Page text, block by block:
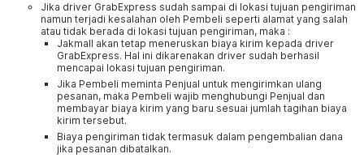
Jika driver GrabExpress sudah sampai di lokasi tujuan pengiriman
namun terjadi kesalahan oleh Pembeli seperti alamat yang salah
atau tidak berada di lokasi tujuan pengiriman, maka :
Jakmall akan tetap meneruskan biaya kirim kepada driver
GrabExpress. Hal ini dikarenakan driver sudah berhasil
mencapai lokasi tujuan pengiriman.
Jika Pembeli meminta Penjual untuk mengirimkan ulang
pesanan, maka Pembeli wajib menghubungi Penjual dan
membayar biaya kirim yang baru sesuai jumlah tagihan biaya
kirim tersebut.
Biaya pengiriman tidak termasuk dalam pengembalian dana
jika pesanan dibatalkan.